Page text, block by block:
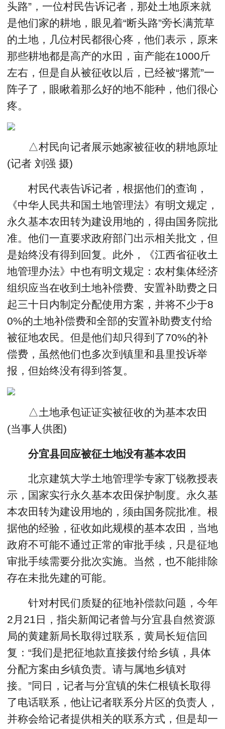
头路”，一位村民告诉记者，那处土地原来就
是他们家的耕地，眼见着“断头路”旁长满荒草
的土地，几位村民都很心疼，他们表示，原来
那些耕地都是高产的水田，亩产能在1000斤
左右，但是自从被征收以后，已经被“撂荒”一
阵子了，眼瞅着那么好的地不能种，他们很心
疼。
△村民向记者展示她家被征收的耕地原址
(记者 刘强 摄)
村民代表告诉记者，根据他们的查询，
《中华人民共和国土地管理法》有明文规定，
永久基本农田转为建设用地的，得由国务院批
准。他们一直要求政府部门出示相关批文，但
是始终没有得到回复。此外，《江西省征收土
地管理办法》中也有明文规定：农村集体经济
组织应当在收到土地补偿费、安置补助费之日
起三十日内制定分配使用方案，并将不少于8
0%的土地补偿费和全部的安置补助费支付给
被征地农民。但是他们却只得到了70%的补
偿费，虽然他们也多次到镇里和县里投诉举
报，但始终没有得到答复。
△土地承包证证实被征收的为基本农田
(当事人供图)
分宜县回应被征土地没有基本农田
北京建筑大学土地管理学专家丁锐教授表
示，国家实行永久基本农田保护制度。永久基
本农田转为建设用地的，须由国务院批准。根
据他的经验，征收如此规模的基本农田，当地
政府不可能不通过正常的审批手续，只是征地
审批手续需要分批次实施。当然，也不能排除
存在未批先建的可能。
针对村民们质疑的征地补偿款问题，今年
2月21日，指尖新闻记者曾与分宜县自然资源
局的黄建新局长取得过联系，黄局长短信回
复：“我们是把征地款直接拨付给乡镇，具体
分配方案由乡镇负责。请与属地乡镇对
接。”同日，记者与分宜镇的朱仁根镇长取得
了电话联系，他让记者联系分片区的负责人，
并称会给记者提供相关的联系方式，但是却一